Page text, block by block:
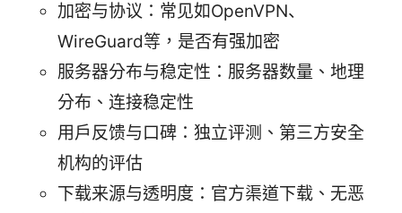
加密与协议：常见如OpenVPN、
WireGuard等，是否有强加密
服务器分布与稳定性：服务器数量、地理
分布、连接稳定性
用户反馈与口碑：独立评测、第三方安全
机构的评估
下载来源与透明度：官方渠道下载、无恶